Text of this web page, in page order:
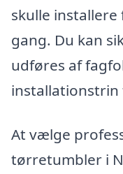
skulle
gang. Du kan
udføres af
installationstrin
At vælge
tørretumbler i